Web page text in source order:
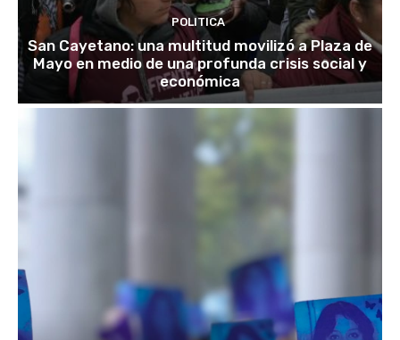
POLITICA
San Cayetano: una multitud movilizó a Plaza de
Mayo en medio de una profunda crisis social y
económica